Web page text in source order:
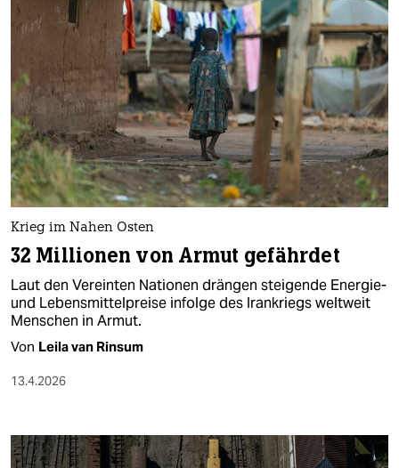
Krieg im Nahen Osten
32 Millionen von Armut gefährdet
Laut den Vereinten Nationen drängen steigende Energie-
und Lebensmittelpreise infolge des Irankriegs weltweit
Menschen in Armut.
Von Leila van Rinsum
13.4.2026